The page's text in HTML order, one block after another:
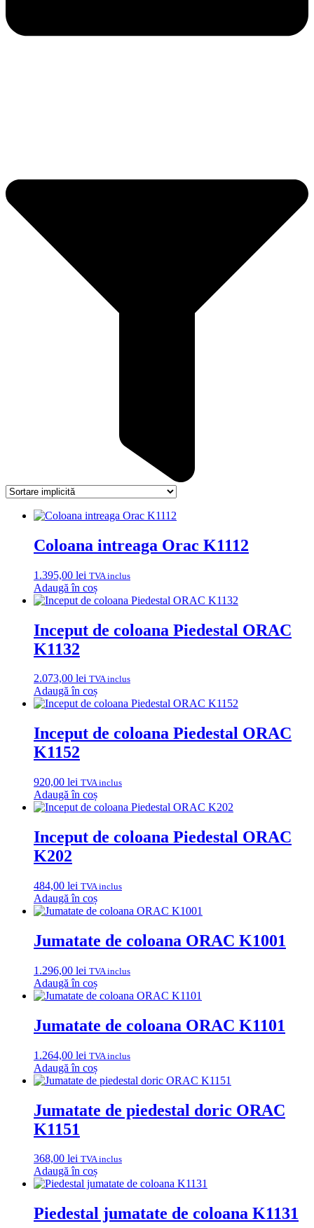
Coloana intreaga Orac K1112
1.395,00 lei TVA inclus
Adaugă în coș
Inceput de coloana Piedestal ORAC
K1132
2.073,00 lei TVA inclus
Adaugă în coș
Inceput de coloana Piedestal ORAC
K1152
920,00 lei TVA inclus
Adaugă în coș
Inceput de coloana Piedestal ORAC
K202
484,00 lei TVA inclus
Adaugă în coș
Jumatate de coloana ORAC K1001
1.296,00 lei TVA inclus
Adaugă în coș
Jumatate de coloana ORAC K1101
1.264,00 lei TVA inclus
Adaugă în coș
Jumatate de piedestal doric ORAC
K1151
368,00 lei TVA inclus
Adaugă în coș
Piedestal jumatate de coloana K1131